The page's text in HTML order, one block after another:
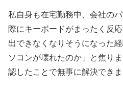
私自身も在宅勤務中、会社の
際にキーボードがまったく反
出できなくなりそうになった
ソコンが壊れたのか」と焦り
認したことで無事に解決できま